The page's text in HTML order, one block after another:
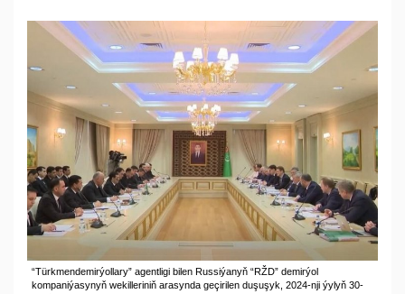
“Türkmendemirýollary” agentligi bilen Russiýanyň “RŽD” demirýol
kompaniýasynyň wekilleriniň arasynda geçirilen duşuşyk, 2024-nji ýylyň 30-